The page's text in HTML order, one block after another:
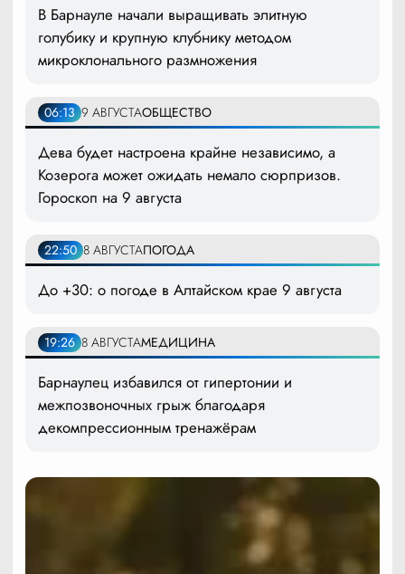
В Барнауле начали выращивать элитную
голубику и крупную клубнику методом
микроклонального размножения
06:13 9 АВГУСТАОБЩЕСТВО
Дева будет настроена крайне независимо, а
Козерога может ожидать немало сюрпризов.
Гороскоп на 9 августа
22:50 8 АВГУСТАПОГОДА
До +30: о погоде в Алтайском крае 9 августа
19:26 8 АВГУСТАМЕДИЦИНА
Барнаулец избавился от гипертонии и
межпозвоночных грыж благодаря
декомпрессионным тренажёрам